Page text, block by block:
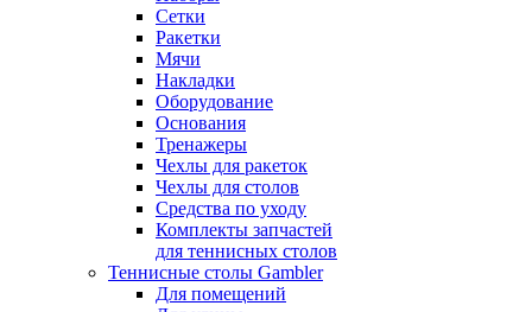
Сетки
Ракетки
Мячи
Накладки
Оборудование
Основания
Тренажеры
Чехлы для ракеток
Чехлы для столов
Средства по уходу
Комплекты запчастей
для теннисных столов
Теннисные столы Gambler
Для помещений